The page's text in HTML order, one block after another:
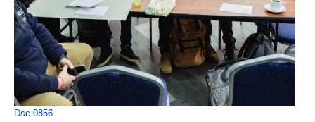
Dsc 0856